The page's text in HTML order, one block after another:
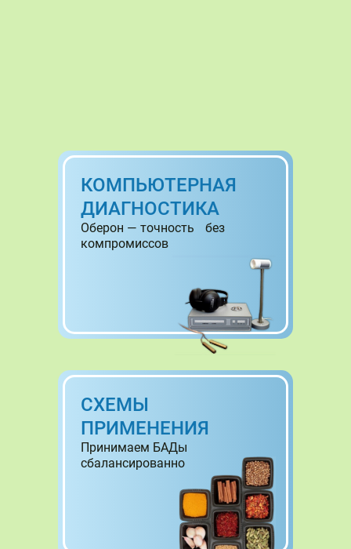
КОМПЬЮТЕРНАЯ
ДИАГНОСТИКА
Оберон — точность без
компромиссов
СХЕМЫ
ПРИМЕНЕНИЯ
Принимаем БАДы
сбалансированно